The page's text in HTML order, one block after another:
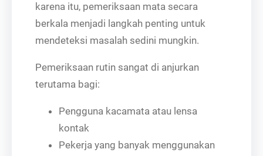
karena itu, pemeriksaan mata secara
berkala menjadi langkah penting untuk
mendeteksi masalah sedini mungkin.
Pemeriksaan rutin sangat di anjurkan
terutama bagi:
Pengguna kacamata atau lensa
kontak
Pekerja yang banyak menggunakan